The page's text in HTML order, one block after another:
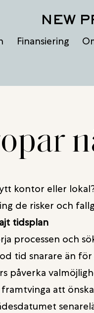
NEW
Finansiering
kontor eller
de risker och
tidsplan
processen och
tid snarare än för
påverka
framtvinga att